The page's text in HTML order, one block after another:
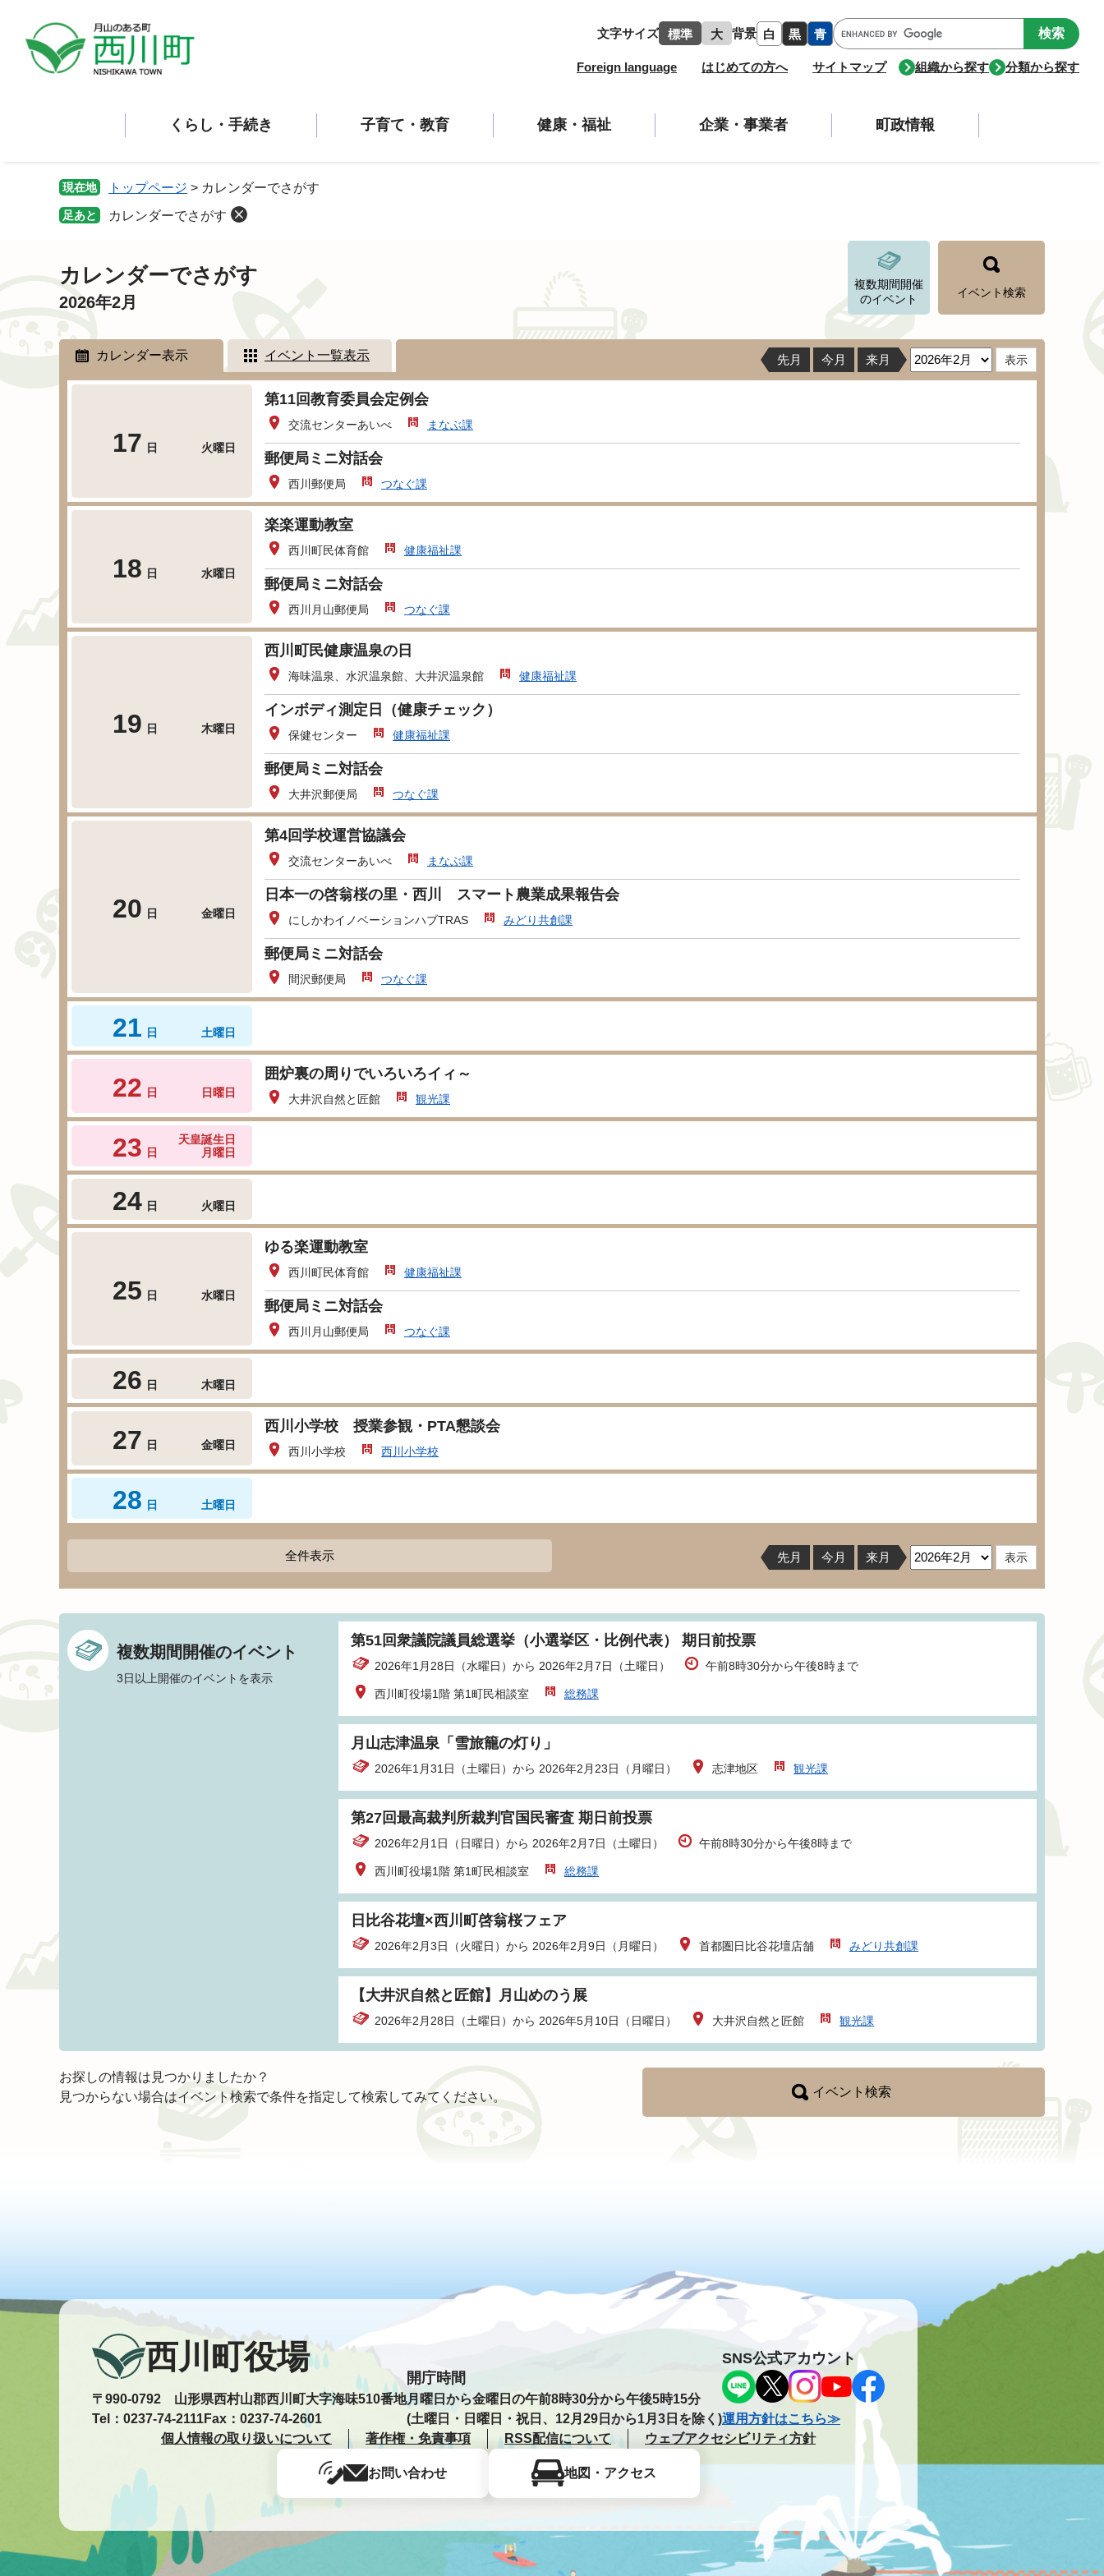
文字サイズ 標準 大 背景 白 黒 青
Google
カ
ス
Foreign language はじめての方へ サイトマップ 組織から探す 分類から探す
くらし・手続き 子育て・教育 健康・福祉 企業・事業者 町政情報
現在地 トップページ > カレンダーでさがす
足あと カレンダーでさがす
文
カレンダーでさがす
複数期間開催
のイベント
イベント検索
2026年2月
カレンダー表示 イベント一覧表示 先月 今月 来月
17 日 火曜日
第11回教育委員会定例会
交流センターあいべ まなぶ課
郵便局ミニ対話会
西川郵便局 つなぐ課
18 日 水曜日
楽楽運動教室
西川町民体育館 健康福祉課
郵便局ミニ対話会
西川月山郵便局 つなぐ課
19 日 木曜日
西川町民健康温泉の日
海味温泉、水沢温泉館、大井沢温泉館 健康福祉課
インボディ測定日（健康チェック）
保健センター 健康福祉課
郵便局ミニ対話会
大井沢郵便局 つなぐ課
20 日 金曜日
第4回学校運営協議会
交流センターあいべ まなぶ課
日本一の啓翁桜の里・西川 スマート農業成果報告会
にしかわイノベーションハブTRAS みどり共創課
郵便局ミニ対話会
間沢郵便局 つなぐ課
21 日 土曜日
22 日 日曜日
囲炉裏の周りでいろいろイィ～
大井沢自然と匠館 観光課
23 日
天皇誕生日
月曜日
24 日 火曜日
25 日 水曜日
ゆる楽運動教室
西川町民体育館 健康福祉課
郵便局ミニ対話会
西川月山郵便局 つなぐ課
26 日 木曜日
27 日 金曜日
西川小学校 授業参観・PTA懇談会
西川小学校 西川小学校
28 日 土曜日
全件表示 先月 今月 来月
複数期間開催のイベント
3日以上開催のイベントを表示
第51回衆議院議員総選挙（小選挙区・比例代表） 期日前投票
2026年1月28日（水曜日）から 2026年2月7日（土曜日） 午前8時30分から午後8時まで
西川町役場1階 第1町民相談室 総務課
月山志津温泉「雪旅籠の灯り」
2026年1月31日（土曜日）から 2026年2月23日（月曜日） 志津地区 観光課
第27回最高裁判所裁判官国民審査 期日前投票
2026年2月1日（日曜日）から 2026年2月7日（土曜日） 午前8時30分から午後8時まで
西川町役場1階 第1町民相談室 総務課
日比谷花壇×西川町啓翁桜フェア
2026年2月3日（火曜日）から 2026年2月9日（月曜日） 首都圏日比谷花壇店舗 みどり共創課
【大井沢自然と匠館】月山めのう展
2026年2月28日（土曜日）から 2026年5月10日（日曜日） 大井沢自然と匠館 観光課
お探しの情報は見つかりましたか？
見つからない場合はイベント検索で条件を指定して検索してみてください。
イベント検索
西川町役場
〒990-0792 山形県西村山郡西川町大字海味510番地
Tel：0237-74-2111Fax：0237-74-2601
開庁時間
月曜日から金曜日の午前8時30分から午後5時15分
(土曜日・日曜日・祝日、12月29日から1月3日を除く)
SNS公式アカウント
運用方針はこちら≫
個人情報の取り扱いについて
著作権・免責事項 RSS配信について ウェブアクセシビリティ方針
お問い合わせ 地図・アクセス